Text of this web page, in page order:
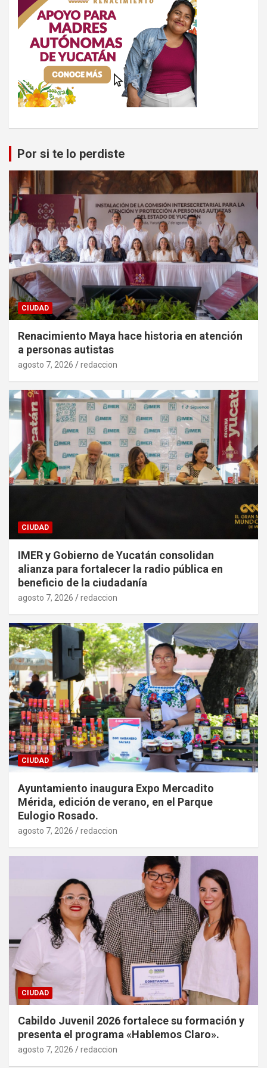
Por si te lo perdiste
CIUDAD
Renacimiento Maya hace historia en atención
a personas autistas
agosto 7, 2026 redaccion
CIUDAD
IMER y Gobierno de Yucatán consolidan
alianza para fortalecer la radio pública en
beneficio de la ciudadanía
agosto 7, 2026 redaccion
CIUDAD
Ayuntamiento inaugura Expo Mercadito
Mérida, edición de verano, en el Parque
Eulogio Rosado.
agosto 7, 2026 redaccion
CIUDAD
Cabildo Juvenil 2026 fortalece su formación y
presenta el programa «Hablemos Claro».
agosto 7, 2026 redaccion